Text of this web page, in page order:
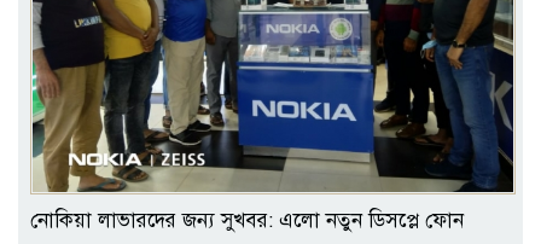
নোকিয়া লাভারদের জন্য সুখবর: এলো নতুন ডিসপ্লে ফোন